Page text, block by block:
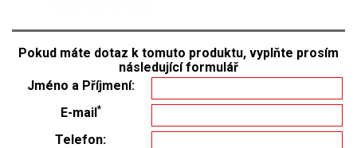
Pokud máte dotaz k tomuto produktu, vyplňte prosím
následující formulář
Jméno a Příjmení:
E-mail*
Telefon: